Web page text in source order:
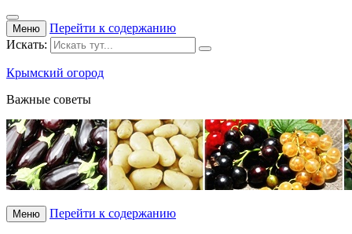
Меню
Перейти к содержанию
Искать:
Крымский огород
Важные советы
Меню Перейти к содержанию